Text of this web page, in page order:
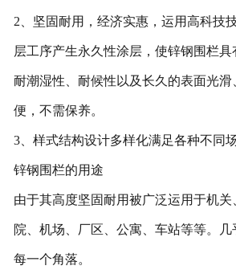
2、坚固耐用，经济实惠，运用高科技
层工序产生永久性涂层，使锌钢围栏具
耐潮湿性、耐候性以及长久的表面光
便，不需保养。
3、样式结构设计多样化满足各种不同
锌钢围栏的用途
由于其高度坚固耐用被广泛运用于机
院、机场、厂区、公寓、车站等等。
每一个角落。